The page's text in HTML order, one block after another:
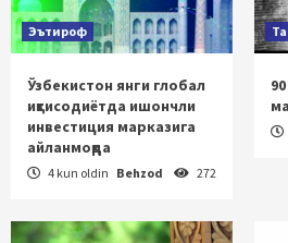
Эътироф
Ўзбекистон янги глобал
иқтисодиётда ишончли
инвестиция марказига
айланмоқда
4 kun oldin Behzod 272